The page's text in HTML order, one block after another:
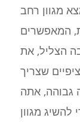
מגוון רחב
המאפשרים
הצליל, את
שצריך
גבוהה, אתה
להשיג מגוון